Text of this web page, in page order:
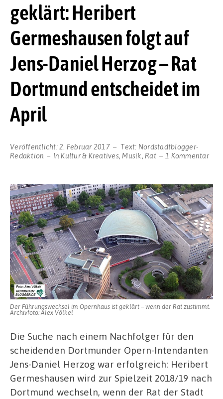
geklärt: Heribert
Germeshausen folgt auf
Jens-Daniel Herzog – Rat
Dortmund entscheidet im
April
Veröffentlicht:2. Februar 2017 Text: Nordstadtblogger-
Redaktion
InKultur & Kreatives, Musik, Rat 1 Kommentarzu
auf
–
Rat
im
Der Führungswechsel im Opernhaus ist geklärt – wenn der Rat zustimmt.
Archivfoto: Alex Völkel
Die Suche nach einem Nachfolger für den
scheidenden Dortmunder Opern-Intendanten
Jens-Daniel Herzog war erfolgreich: Heribert
Germeshausen wird zur Spielzeit 2018/19 nach
Dortmund wechseln, wenn der Rat der Stadt